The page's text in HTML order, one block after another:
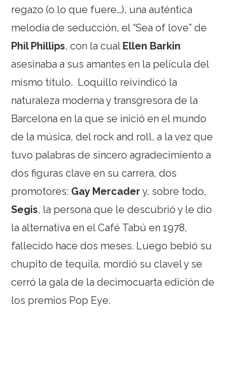
regazo (o lo que fuere…), una auténtica
melodía de seducción, el “Sea of love” de
Phil Phillips, con la cual Ellen Barkin
asesinaba a sus amantes en la película del
mismo título. Loquillo reivindicó la
naturaleza moderna y transgresora de la
Barcelona en la que se inició en el mundo
de la música, del rock and roll, a la vez que
tuvo palabras de sincero agradecimiento a
dos figuras clave en su carrera, dos
promotores: Gay Mercader y, sobre todo,
Segis, la persona que le descubrió y le dio
la alternativa en el Café Tabú en 1978,
fallecido hace dos meses. Luego bebió su
chupito de tequila, mordió su clavel y se
cerró la gala de la decimocuarta edición de
los premios Pop Eye.